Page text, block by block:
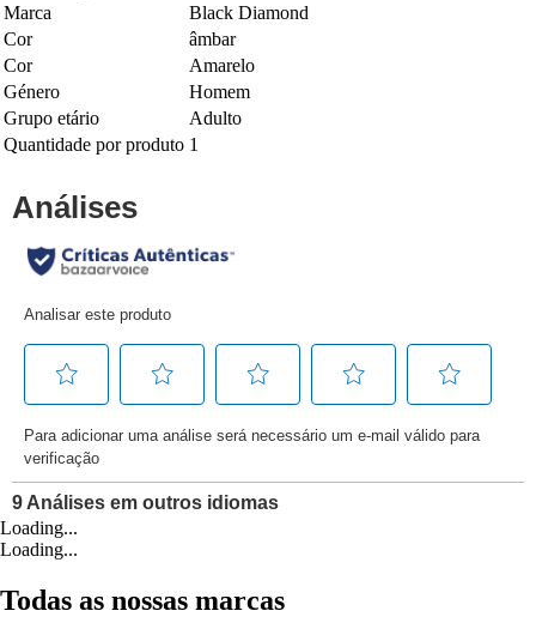
Marca
Black Diamond
Cor
âmbar
Cor
Amarelo
Género
Homem
Grupo etário
Adulto
Quantidade por produto 1
Loading...
Loading...
Todas as nossas marcas